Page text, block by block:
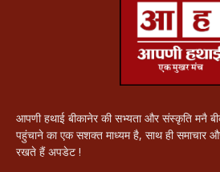
आपणी हथाई बीकानेर की सभ्यता और संस्कृति मनै
पहुंचाने का एक सशक्त माध्यम है, साथ ही समाचार
रखते हैं अपडेट !